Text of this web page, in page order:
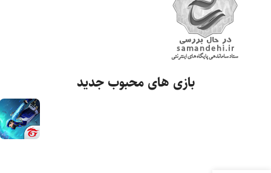
بازی های محبوب جدید